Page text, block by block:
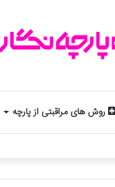
روش های مراقبتی از پارچه
از مد و زودیاک